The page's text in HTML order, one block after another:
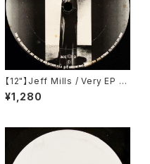
【12"】Jeff Mills / Very EP (A
xis) (AX-016)
¥1,280